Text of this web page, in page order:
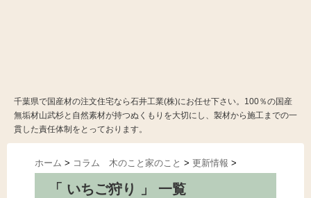
千葉県で国産材の注文住宅なら石井工業(株)にお任せ下さい。100％の国産
無垢材山武杉と自然素材が持つぬくもりを大切にし、製材から施工までの一
貫した責任体制をとっております。
ホーム > コラム 木のこと家のこと > 更新情報 >
「 いちご狩り 」 一覧